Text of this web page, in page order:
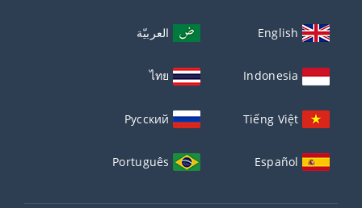
English العربيّة
Indonesia
ไทย
Tiếng Việt
Русский
Español
Português